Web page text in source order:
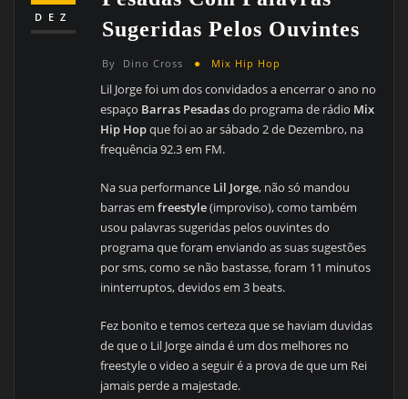
DEZ
Sugeridas Pelos Ouvintes
By Dino Cross Mix Hip Hop
Lil Jorge foi um dos convidados a encerrar o ano no
espaço Barras Pesadasdo programa de rádio Mix
Hip Hopque foi ao ar sábado 2 de Dezembro, na
frequência 92.3 em FM.
Na sua performance Lil Jorge, não só mandou
barras emfreestyle(improviso), como também
usou palavras sugeridas pelos ouvintes do
programa que foram enviando as suas sugestões
por sms, como se não bastasse, foram 11 minutos
ininterruptos, devidos em 3 beats.
Fez bonito e temos certeza que se haviam duvidas
de que o Lil Jorge ainda é um dos melhores no
freestyle o video a seguir é a prova de que um Rei
jamais perde a majestade.